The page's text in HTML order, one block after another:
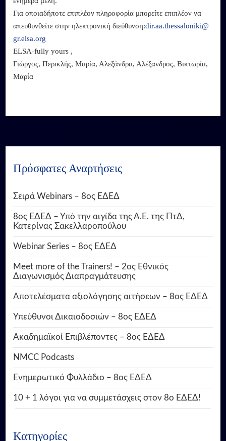
Για οποιαδήποτε επιπλέον πληροφορία μπορείτε επιπλέον να
απευθυνθείτε στην ηλεκτρονική διεύθυνση:dir.aa.thessaloniki@
gr.elsa.org
ELSA-fully yours ,
Γιώργος, Περικλής, Μαρία, Αλεξάνδρα, Αλέξανδρος, Βικτωρία,
Μαρία
Πρόσφατες Αναρτήσεις
Σειρά Webinars – 8ος ΕΔΕΔ
8ος ΕΔΕΔ – Υπό την αιγίδα της Α.Ε. της ΠτΔ,
Κατερίνας Σακελλαροπούλου
Webinar Series – 8ος ΕΔΕΔ
Meet more of the Trainers! – 2ος Εθνικός
Διαγωνισμός Διαπραγμάτευσης
Αποτελέσματα αξιολόγησης αιτήσεων – 8ος ΕΔΕΔ
Υπεύθυνοι Δικαιοδοσιών – 8ος ΕΔΕΔ
Ακαδημαϊκοί Επιβλέποντες – 8ος ΕΔΕΔ
NMCC Podcasts
Ενημερωτικό Φυλλάδιο – 8ος ΕΔΕΔ
10 + 1 λόγοι για να συμμετάσχεις στον 8ο ΕΔΕΔ!
Κατηγορίες